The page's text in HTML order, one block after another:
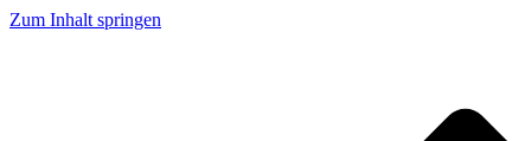
Zum Inhalt springen